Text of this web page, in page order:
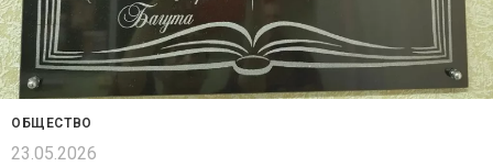
ОБЩЕСТВО
23.05.2026